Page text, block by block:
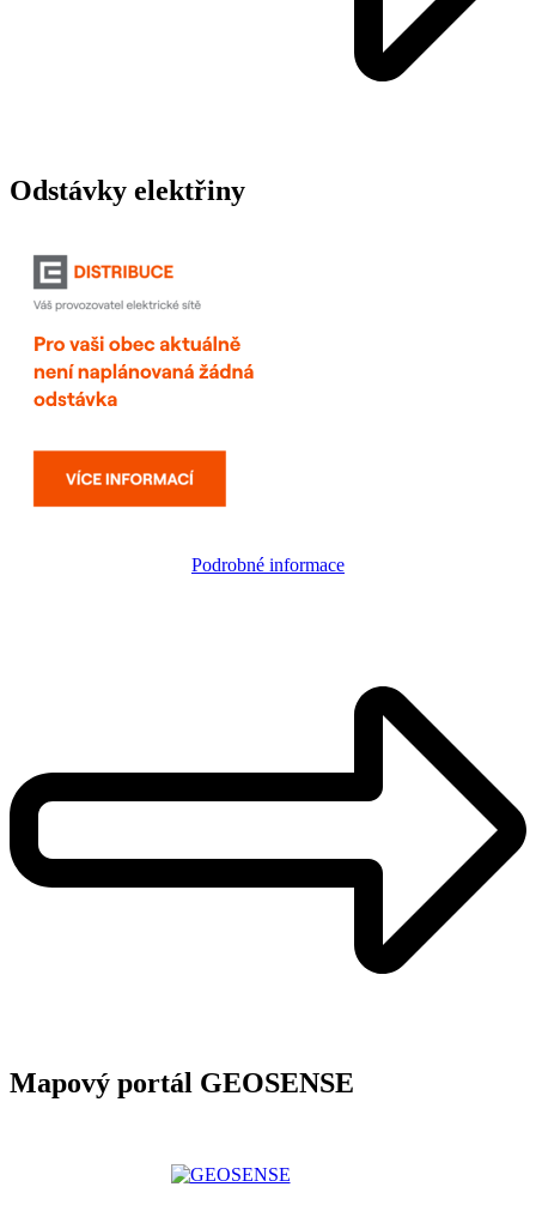
Odstávky elektřiny
Podrobné informace
Mapový portál GEOSENSE